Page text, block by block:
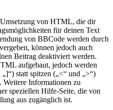
von HTML, die dir
für deinen Text
von BBCode werden durch
können jedoch auch
Beitrag deaktiviert werden.
aufgebaut, jedoch werden
statt spitzen („<“ und „>“)
Weitere Informationen zu
speziellen Hilfe-Seite, die von
aus zugänglich ist.